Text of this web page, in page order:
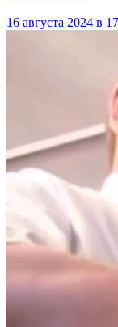
16 августа 2024 в